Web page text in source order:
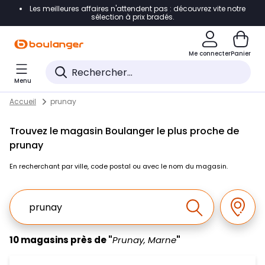
Accéder directement à la navigation
Accéder directement au pied de page
Accéder directement au chatbot
Les meilleures affaires n'attendent pas : découvrez vite notre
sélection à prix bradés.
Me connecterPanier
Menu
Skip to content
Return to Nav
Accueil prunay
Trouvez le magasin Boulanger le plus proche de
prunay
En recherchant par ville, code postal ou avec le nom du magasin.
Ville, Region, Code postal ou Ville & Pays
Effectuer la
10 magasins près de "Prunay, Marne"